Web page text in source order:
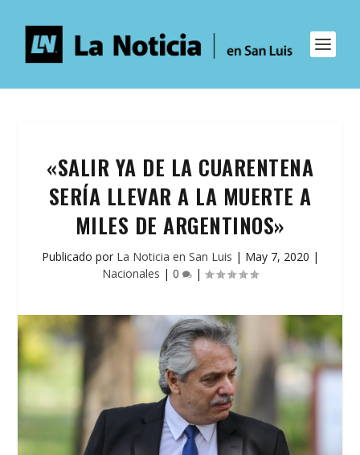
«SALIR YA DE LA CUARENTENA
SERÍA LLEVAR A LA MUERTE A
MILES DE ARGENTINOS»
Publicado por La Noticia en San Luis | May 7, 2020 |
Nacionales | 0 |